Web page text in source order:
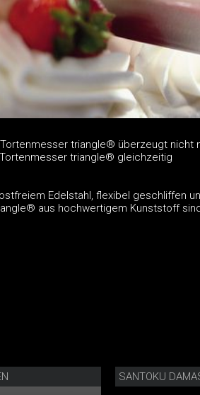
triangle® überzeugt nicht
triangle® gleichzeitig
Edelstahl, flexibel geschliffen
aus hochwertigem Kunststoff
SANTOKU